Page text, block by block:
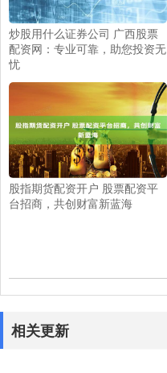
炒股用什么证券公司 广西股票
配资网：专业可靠，助您投资无
忧
股指期货配资开户 股票配资平
台招商，共创财富新蓝海
相关更新